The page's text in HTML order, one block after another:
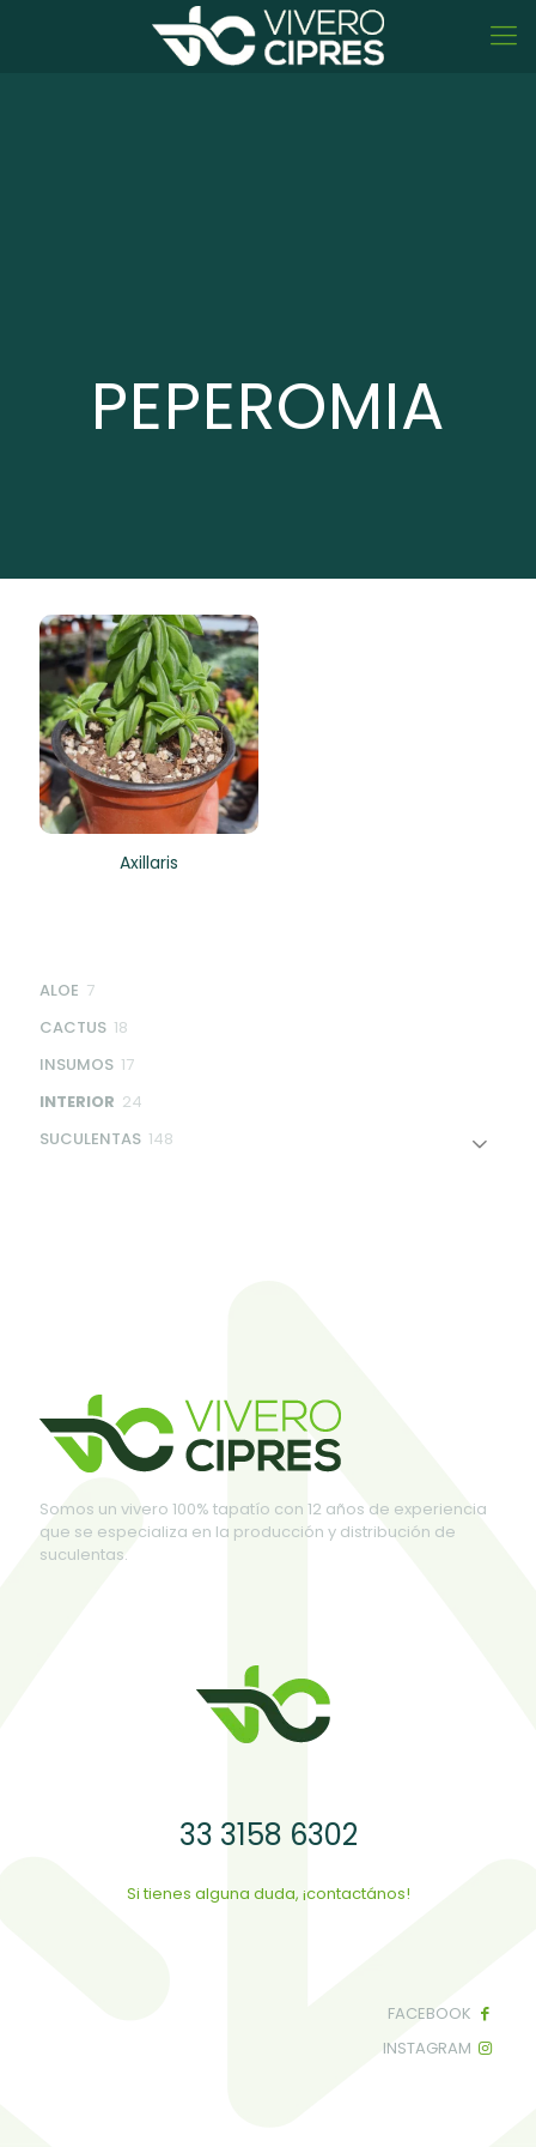
PEPEROMIA
Axillaris
ALOE 77
CACTUS 18
INSUMOS 1717
INTERIOR 24
SUCULENTAS 148
Somos un vivero 100% tapatío con 12 años de experiencia
que se especializa en la producción y distribución de
suculentas.
33 3158 6302
Si tienes alguna duda, ¡contactános!
FACEBOOK
INSTAGRAM